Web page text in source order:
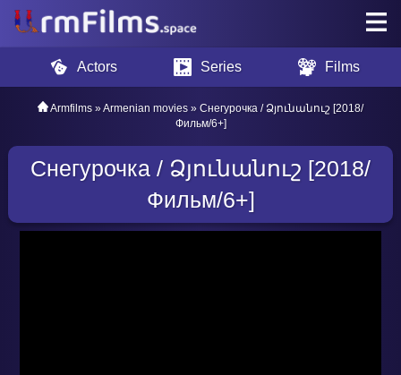
Actors Series Films
Armfilms »Armenian movies » Снегурочка / Ձյունանուշ [2018/
Фильм/6+]
Снегурочка / Ձյունանուշ [2018/
Фильм/6+]